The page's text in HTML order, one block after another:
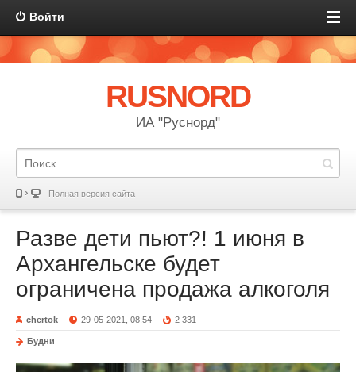
Войти
RUSNORD
ИА "Руснорд"
Полная версия сайта
Разве дети пьют?! 1 июня в
Архангельске будет
ограничена продажа алкоголя
chertok 29-05-2021, 08:54 2 331
Будни